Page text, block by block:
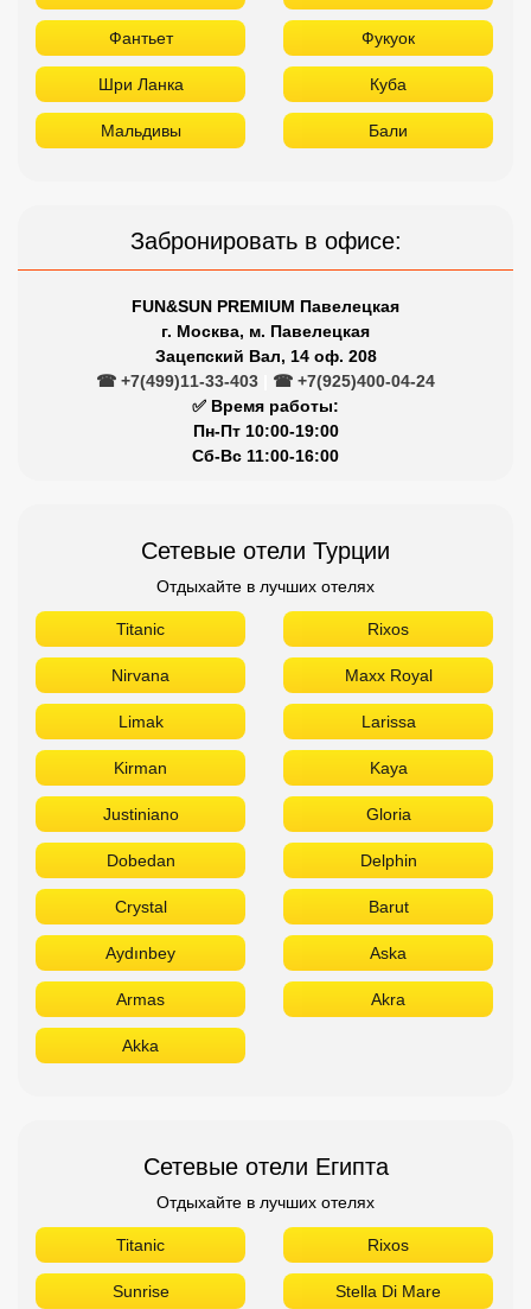
Фантьет Фукуок
Шри Ланка Куба
Мальдивы Бали
Забронировать в офисе:
FUN&SUN PREMIUM Павелецкая
г. Москва, м. Павелецкая
Зацепский Вал, 14 оф. 208
☎ +7(499)11-33-403
☎ +7(925)400-04-24
✅ Время работы:
Пн-Пт 10:00-19:00
Сб-Вс 11:00-16:00
Сетевые отели Турции
Отдыхайте в лучших отелях
Titanic Rixos
Nirvana Maxx Royal
Limak Larissa
Kirman Kaya
Justiniano Gloria
Dobedan Delphin
Crystal Barut
Aydınbey Aska
Armas Akra
Akka
Сетевые отели Египта
Отдыхайте в лучших отелях
Titanic Rixos
Sunrise Stella Di Mare